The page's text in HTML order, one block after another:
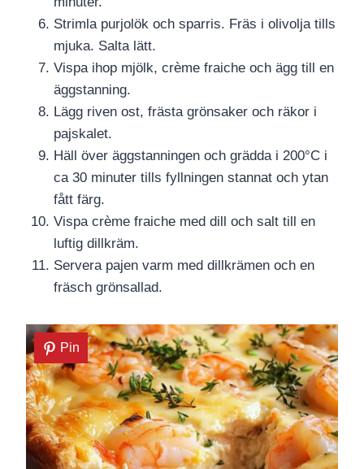
Strimla purjolök och sparris. Fräs i olivolja tills
mjuka. Salta lätt.
Vispa ihop mjölk, crème fraiche och ägg till en
äggstanning.
Lägg riven ost, frästa grönsaker och räkor i
pajskalet.
Häll över äggstanningen och grädda i 200°C i
ca 30 minuter tills fyllningen stannat och ytan
fått färg.
Vispa crème fraiche med dill och salt till en
luftig dillkräm.
Servera pajen varm med dillkrämen och en
fräsch grönsallad.
Pin